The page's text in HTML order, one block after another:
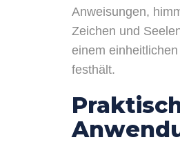
Anweisungen,
Zeichen und
einem
festhält.